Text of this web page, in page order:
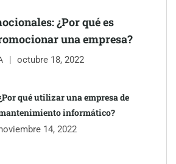
de ahorro por cobro
a unas horas el alta de autónomo
¿Por qué es
una empresa?
octubre 18, 2022
qué utilizar una empresa de
informático?
14, 2022